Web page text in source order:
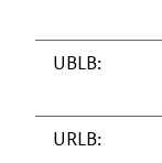
UBLB:
URLB: